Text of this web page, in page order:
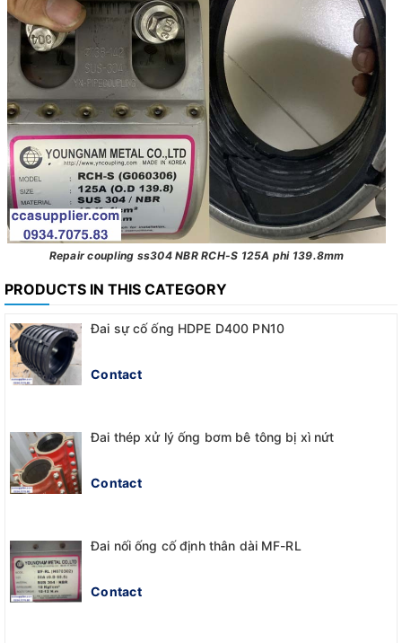
Repair coupling ss304 NBR RCH-S 125A phi 139.8mm
PRODUCTS IN THIS CATEGORY
Đai sự cố ống HDPE D400 PN10
Contact
Đai thép xử lý ống bơm bê tông bị xì nứt
Contact
Đai nối ống cố định thân dài MF-RL
Contact